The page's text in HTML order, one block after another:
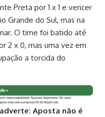
Preta por 1 x 1 e vencer
Grande do Sul, mas na
O time foi batido até
2 x 0, mas uma vez em
a torcida do
Aposta não é